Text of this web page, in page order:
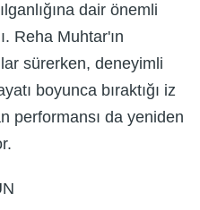
dair önemli
Reha Muhtar'ın
sürerken, deneyimli
boyunca bıraktığı iz
performansı da yeniden